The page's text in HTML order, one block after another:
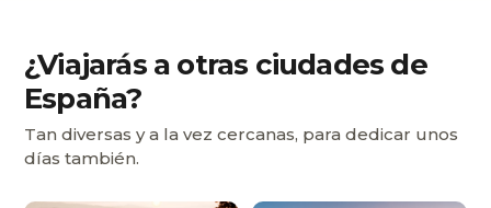
¿Viajarás a otras ciudades de
España?
Tan diversas y a la vez cercanas, para dedicar unos
días también.